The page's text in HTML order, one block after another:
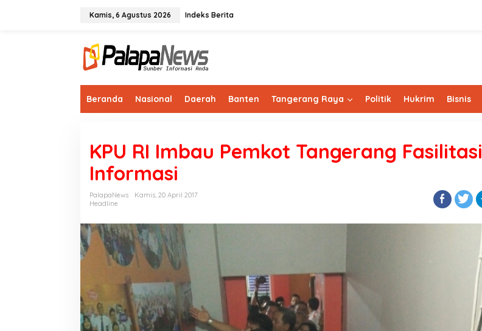
Kamis, 6 Agustus 2026 Indeks Berita
Beranda Nasional Daerah Banten Tangerang Raya Politik Hukrim Bisnis
KPU RI Imbau Pemkot Tangerang Fasilitasi
Informasi
PalapaNews
Kamis, 20 April 2017
Headline